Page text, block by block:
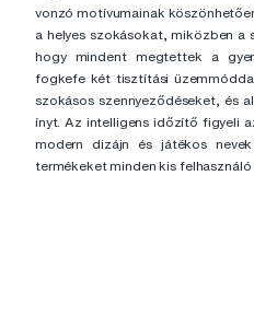
vonzó motívumainak
a helyes szokásokat, miközben a
hogy mindent megtettek a
fogkefe két tisztítási
szokásos szennyeződéseket, és
ínyt. Az intelligens időzítő figyeli
modern dizájn és játékos
termékeket minden kis felhasználó